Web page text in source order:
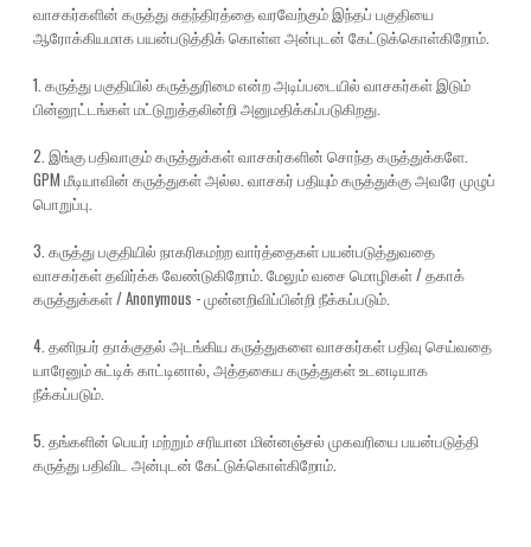
வாசகர்களின் கருத்து சுதந்திரத்தை வரவேற்கும் இந்தப் பகுதியை
ஆரோக்கியமாக பயன்படுத்திக் கொள்ள அன்புடன் கேட்டுக்கொள்கிறோம்.
1. கருத்து பகுதியில் கருத்துரிமை என்ற அடிப்படையில் வாசகர்கள் இடும்
பின்னூட்டங்கள் மட்டுறுத்தலின்றி அனுமதிக்கப்படுகிறது.
2. இங்கு பதிவாகும் கருத்துக்கள் வாசகர்களின் சொந்த கருத்துக்களே.
GPM மீடியாவின் கருத்துகள் அல்ல. வாசகர் பதியும் கருத்துக்கு அவரே முழுப்
பொறுப்பு.
3. கருத்து பகுதியில் நாகரிகமற்ற வார்த்தைகள் பயன்படுத்துவதை
வாசகர்கள் தவிர்க்க வேண்டுகிறோம். மேலும் வசை மொழிகள் / தகாக்
கருத்துக்கள் / Anonymous - முன்னறிவிப்பின்றி நீக்கப்படும்.
4. தனிநபர் தாக்குதல் அடங்கிய கருத்துகளை வாசகர்கள் பதிவு செய்வதை
யாரேனும் சுட்டிக் காட்டினால், அத்தகைய கருத்துகள் உடனடியாக
நீக்கப்படும்.
5. தங்களின் பெயர் மற்றும் சரியான மின்னஞ்சல் முகவரியை பயன்படுத்தி
கருத்து பதிவிட அன்புடன் கேட்டுக்கொள்கிறோம்.